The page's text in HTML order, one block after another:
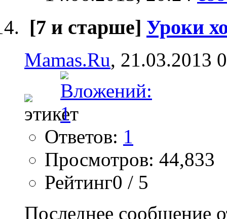
[7 и старше] Уроки
Mamas.Ru, 21.03.2013
Ответов: 1
Просмотров: 44,833
Рейтинг0 / 5
Последнее сообщение